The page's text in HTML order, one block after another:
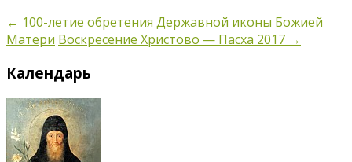
← 100-летие обретения Державной иконы Божией
Матери Воскресение Христово — Пасха 2017 →
Календарь